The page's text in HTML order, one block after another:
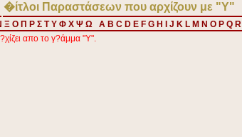
�ίτλοι Παραστάσεων που αρχίζουν με "Y"
Ξ Ο Π Ρ Σ ΤΥ Φ Χ Ψ Ω A B C D E F G H J K L M N O P Q R
απο το γ?άμμα "Y".